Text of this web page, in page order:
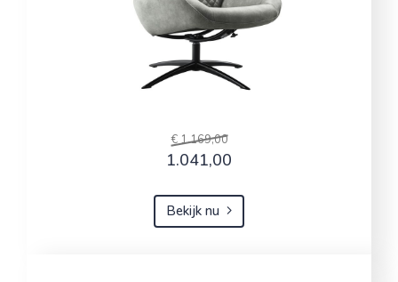
€ 1.169,00
1.041,00
Bekijk nu